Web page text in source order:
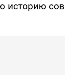
историю